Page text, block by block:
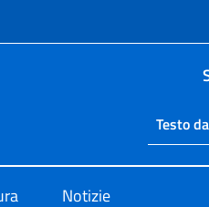
Cerca nel sito
Notizie